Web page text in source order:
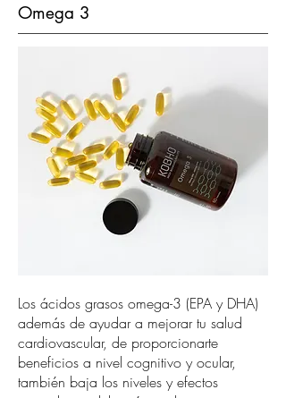
Omega 3
Los ácidos grasos omega-3 (EPA y DHA)
además de ayudar a mejorar tu salud
cardiovascular, de proporcionarte
beneficios a nivel cognitivo y ocular,
también baja los niveles y efectos